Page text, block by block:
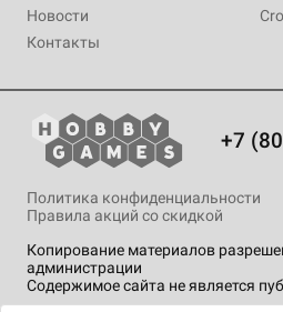
Новости
Контакты
+7
Копирование материалов
администрации
Содержимое сайта не является
Политика конфиденциальности
Правила акций со скидкой